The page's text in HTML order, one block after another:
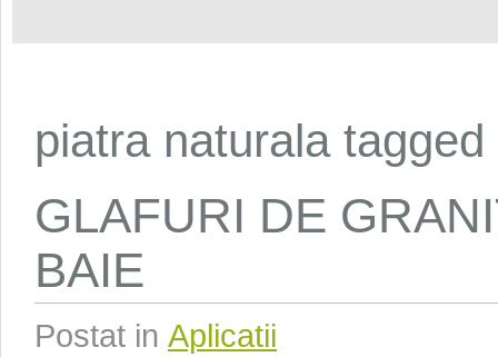
piatra naturala
GLAFURI DE
BAIE
Postat in Aplicatii